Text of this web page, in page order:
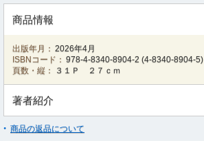
商品情報
出版年月： 2026年4月
ISBNコード： 978-4-8340-8904-2 (4-8340-8904-5)
頁数・縦：
３１Ｐ ２７ｃｍ
著者紹介
商品の返品について